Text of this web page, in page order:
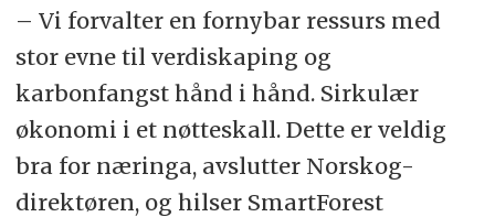
– Vi forvalter en fornybar ressurs med
stor evne til verdiskaping og
karbonfangst hånd i hånd. Sirkulær
økonomi i et nøtteskall. Dette er veldig
bra for næringa, avslutter Norskog-
direktøren, og hilser SmartForest